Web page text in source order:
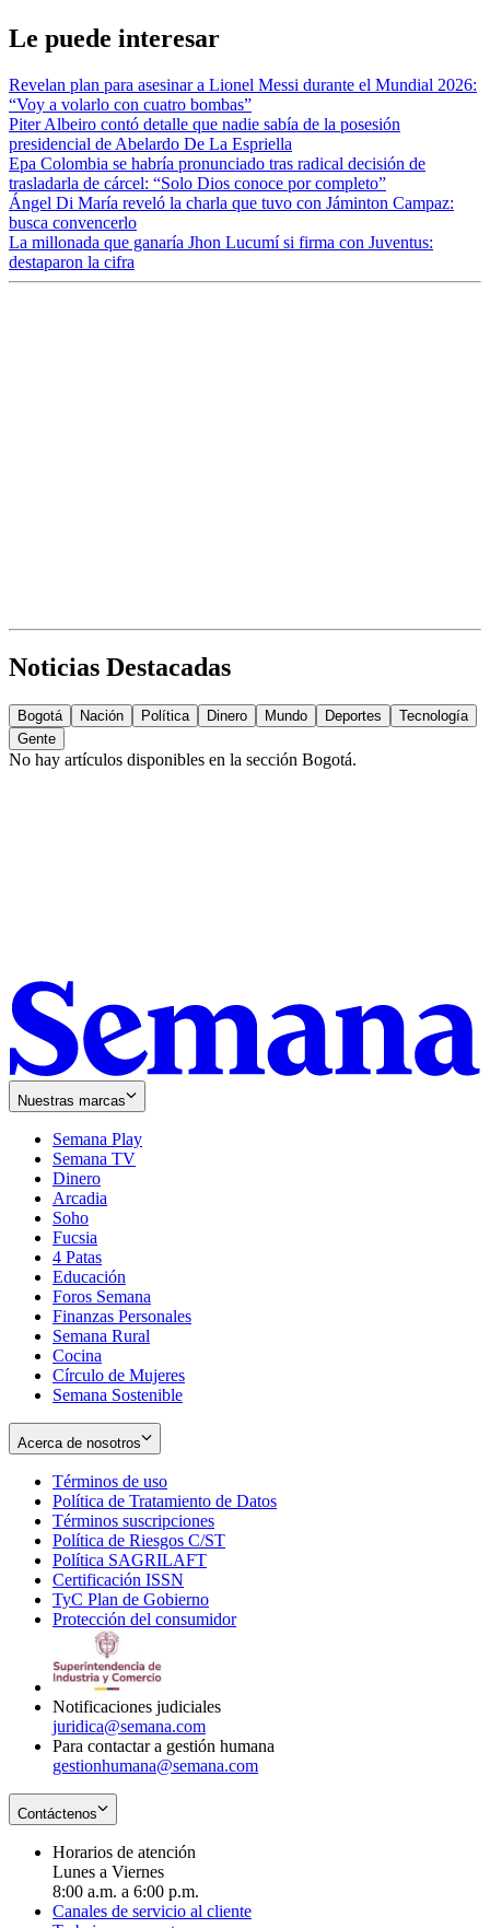
Le puede interesar
Revelan plan para asesinar a Lionel Messi durante el Mundial 2026:
“Voy a volarlo con cuatro bombas”
Piter Albeiro contó detalle que nadie sabía de la posesión
presidencial de Abelardo De La Espriella
Epa Colombia se habría pronunciado tras radical decisión de
trasladarla de cárcel: “Solo Dios conoce por completo”
Ángel Di María reveló la charla que tuvo con Jáminton Campaz:
busca convencerlo
La millonada que ganaría Jhon Lucumí si firma con Juventus:
destaparon la cifra
Noticias Destacadas
Bogotá Nación Política Dinero Mundo Deportes
Tecnología
Gente
No hay artículos disponibles en la sección Bogotá.
Nuestras marcas
Semana Play
Semana TV
Dinero
Arcadia
Soho
in
new
window
Fucsia
in
new
window
4 Patas
Educación
Foros Semana
Finanzas Personales
Semana Rural
Cocina
Círculo de Mujeres
Semana Sostenible
Acerca de nosotros
Términos de uso
in
new
window
Política de Tratamiento de Datos
Términos suscripciones
in
Política de Riesgos C/ST
Política SAGRILAFT
new
window
Certificación ISSN
in
new
TyC Plan de Gobierno
in
Protección del consumidorOpens
Notificaciones judiciales
juridica@semana.com
Para contactar a gestión humana
gestionhumana@semana.com
Contáctenos
Horarios de atención
Lunes a Viernes
8:00 a.m. a 6:00 p.m.
Canales de servicio al cliente